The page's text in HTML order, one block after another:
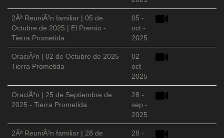
2Âª ReuniÃ³n familiar | 05 de
Octubre de 2025 | El Premio -
Tierra Prometida
05 -
oct -
2025
OraciÃ³n | 02 de Octubre de 2025 -
Tierra Prometida
02 -
oct -
2025
OraciÃ³n | 25 de Septiembre de
2025 - Tierra Prometida
28 -
sep -
2025
2Âª ReuniÃ³n familiar | 28 de
28 -